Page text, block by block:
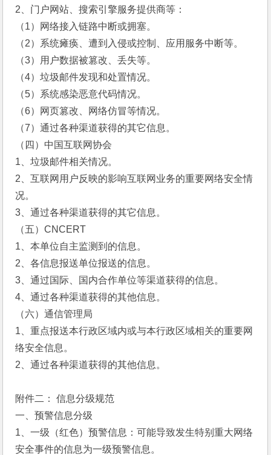
2、门户网站、搜索引擎服务提供商等：
（1）网络接入链路中断或拥塞。
（2）系统瘫痪、遭到入侵或控制、应用服务中断等。
（3）用户数据被篡改、丢失等。
（4）垃圾邮件发现和处置情况。
（5）系统感染恶意代码情况。
（6）网页篡改、网络仿冒等情况。
（7）通过各种渠道获得的其它信息。
（四）中国互联网协会
1、垃圾邮件相关情况。
2、互联网用户反映的影响互联网业务的重要网络安全情
况。
3、通过各种渠道获得的其它信息。
（五）CNCERT
1、本单位自主监测到的信息。
2、各信息报送单位报送的信息。
3、通过国际、国内合作单位等渠道获得的信息。
4、通过各种渠道获得的其他信息。
（六）通信管理局
1、重点报送本行政区域内或与本行政区域相关的重要网
络安全信息。
2、通过各种渠道获得的其他信息。
附件二： 信息分级规范
一、预警信息分级
1、一级（红色）预警信息：可能导致发生特别重大网络
安全事件的信息为一级预警信息。